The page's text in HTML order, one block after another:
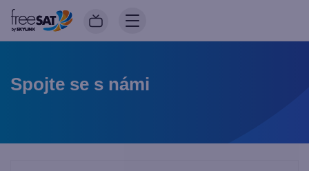
Spojte se s námi